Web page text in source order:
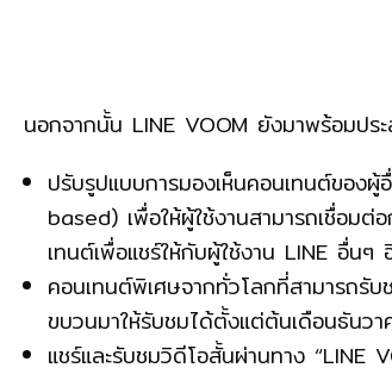
นอกจากนั้น LINE VOOM ยังมาพร้อมป
ปรับรูปแบบการมองเห็นคอนเทนต์ขอ
based) เพื่อให้ผู้ใช้งานสามารถเชื่อมต่
เทนต์เพื่อแชร์ให้กับผู้ใช้งาน LINE อื่น
คอนเทนต์พิเศษจากทั่วโลกที่สามารถรั
ขบวนมาให้รับชมได้ตั้งแต่ต้นเดือนธันวา
แชร์และรับชมวิดีโอสั้นผ่านทาง “LINE